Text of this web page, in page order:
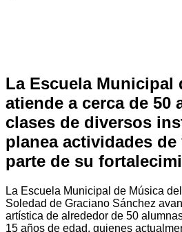
La Escuela Municipal
atiende a cerca de 50
clases de diversos
planea actividades
parte de su
La Escuela Municipal de Música
Soledad de Graciano Sánchez
artística de alrededor de 50
15 años de edad, quienes